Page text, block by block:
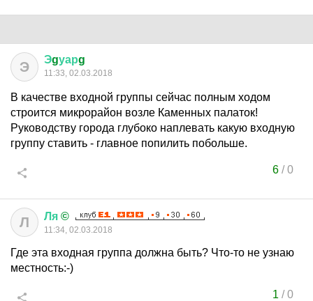
Э Эgуарg
11:33, 02.03.2018
В качестве входной группы сейчас полным ходом
строится микрорайон возле Каменных палаток!
Руководству города глубоко наплевать какую входную
группу ставить - главное попилить побольше.
6/0
Л Ля ©
11:34, 02.03.2018
Где эта входная группа должна быть? Что-то не узнаю
местность:-)
1 /0